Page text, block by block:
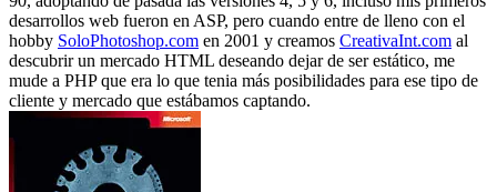
desarrollos web fueron en ASP, pero cuando entre de lleno con el
hobby SoloPhotoshop.com en 2001 y creamos CreativaInt.com al
descubrir un mercado HTML deseando dejar de ser estático, me
mude a PHP que era lo que tenia más posibilidades para ese tipo de
cliente y mercado que estábamos captando.